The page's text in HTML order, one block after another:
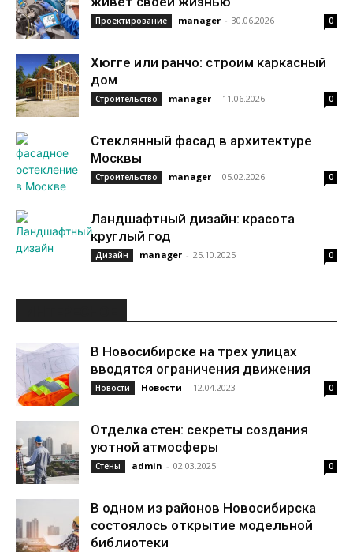
Проектирование manager - 30.06.2026 0
Хюгге или ранчо: строим каркасный
дом
Строительство manager - 11.06.2026 0
Стеклянный фасад в архитектуре
Москвы
Строительство manager - 05.02.2026 0
Ландшафтный дизайн: красота
круглый год
Дизайн manager - 25.10.2025 0
В Новосибирске на трех улицах
вводятся ограничения движения
Новости Новости - 12.04.2023 0
Отделка стен: секреты создания
уютной атмосферы
Стены admin - 02.03.2025 0
В одном из районов Новосибирска
состоялось открытие модельной
библиотеки